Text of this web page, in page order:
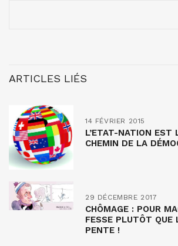
ARTICLES LIÉS
14 FÉVRIER 2015
L’ETAT-NATION EST
CHEMIN DE LA
29 DÉCEMBRE 2017
CHÔMAGE : POUR
FESSE PLUTÔT QUE
PENTE !